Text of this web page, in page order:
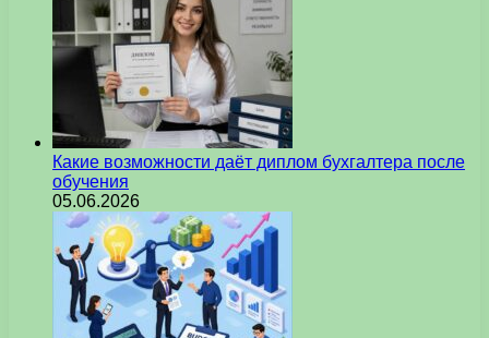
Какие возможности даёт диплом бухгалтера после
обучения
05.06.2026